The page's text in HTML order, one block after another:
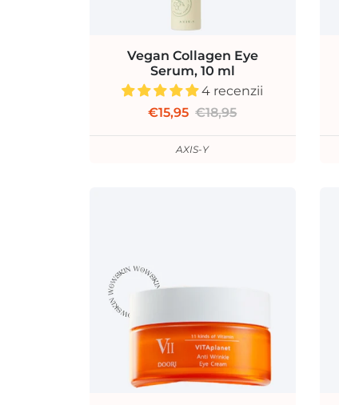
Vegan Collagen Eye
Serum, 10 ml
4 recenzii
€15,95 €18,95
AXIS-Y